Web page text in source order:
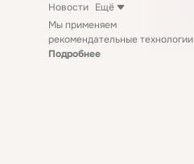
Новости Ещё
Мы применяем
рекомендательные технологии
Подробнее